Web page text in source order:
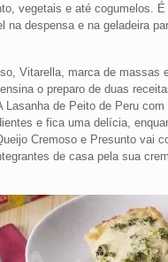
vegetais e até cogumelos.
na despensa e na geladeira
Vitarella, marca de massas
o preparo de duas
Lasanha de Peito de Peru
e fica uma delícia,
Cremoso e Presunto vai
de casa pela sua